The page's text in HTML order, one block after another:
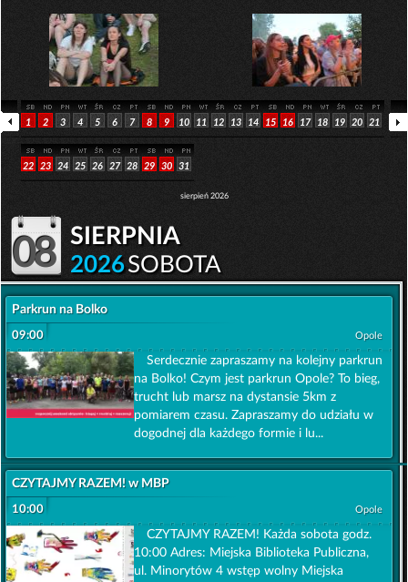
1 2 3 4 5 6 7 8 9 10 11 12 13 14 15 16 17 18 19 20 21
22 23 24 25 26 27 28 29 30 31
sierpień 2026
08 sierpnia
2026SOBOTA
09:00
Parkrun na Bolko
Opole
Serdecznie zapraszamy na kolejny parkrun
na Bolko! Czym jest parkrun Opole? To bieg,
trucht lub marsz na dystansie 5km z
pomiarem czasu. Zapraszamy do udziału w
dogodnej dla każdego formie i lu...
10:00
CZYTAJMY RAZEM! w MBP
Opole
CZYTAJMY RAZEM! Każda sobota godz.
10:00 Adres: Miejska Biblioteka Publiczna,
ul. Minorytów 4 wstęp wolny Miejska